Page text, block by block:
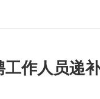
作人员递